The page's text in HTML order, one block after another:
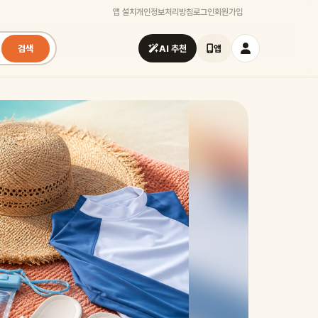
앱 설치 개인정보처리방침로그인회원가입
검색 AI 추천 앱